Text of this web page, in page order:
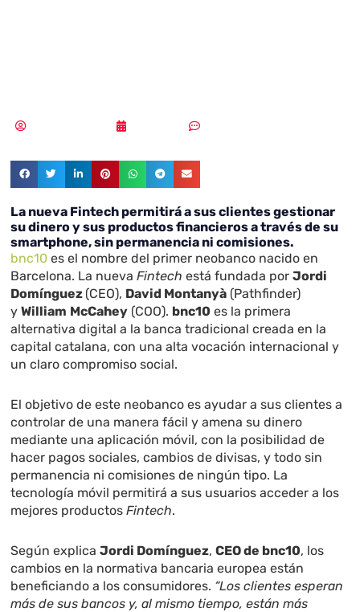
La nueva Fintech permitirá a sus clientes gestionar
su dinero y sus productos financieros a través de su
smartphone, sin permanencia ni comisiones.
bnc10 es el nombre del primer neobanco nacido en
Barcelona. La nuevaFintechestá fundada porJordi
Domínguez (CEO), David Montanyà (Pathfinder)
yWilliam McCahey (COO). bnc10 es la primera
alternativa digital a la banca tradicional creada en la
capital catalana, con una alta vocación internacional y
un claro compromiso social.
El objetivo de este neobanco es ayudar a sus clientes a
controlar de una manera fácil y amena su dinero
mediante una aplicación móvil, con la posibilidad de
hacer pagos sociales, cambios de divisas, y todo sin
permanencia ni comisiones de ningún tipo. La
tecnología móvil permitirá a sus usuarios acceder a los
mejores productosFintech.
Según explicaJordi Domínguez,CEO de bnc10, los
cambios en la normativa bancaria europea están
beneficiando a los consumidores. “Los clientes esperan
más de sus bancos y, al mismo tiempo, están más